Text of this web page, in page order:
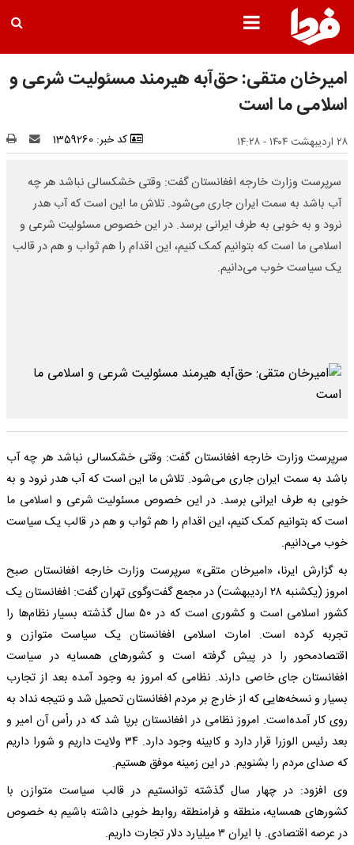
امیرخان متقی: حق‌آبه هیرمند مسئولیت شرعی و
اسلامی ما است
۲۸ اردیبهشت ۱۴۰۴ - ۱۴:۲۸ کد خبر: 1359260
سرپرست وزارت خارجه افغانستان گفت: وقتی خشکسالی نباشد هر چه
آب باشد به سمت ایران جاری می‌شود. تلاش ما این است که آب هدر
نرود و به خوبی به طرف ایرانی برسد. در این خصوص مسئولیت شرعی و
اسلامی ما است که بتوانیم کمک کنیم، این اقدام را هم ثواب و هم در قالب
یک سیاست خوب می‌دانیم.
سرپرست وزارت خارجه افغانستان گفت: وقتی خشکسالی نباشد هر چه آب
باشد به سمت ایران جاری می‌شود. تلاش ما این است که آب هدر نرود و به
خوبی به طرف ایرانی برسد. در این خصوص مسئولیت شرعی و اسلامی ما
است که بتوانیم کمک کنیم، این اقدام را هم ثواب و هم در قالب یک سیاست
خوب می‌دانیم.
به گزارش ایرنا، «امیرخان متقی» سرپرست وزارت خارجه افغانستان صبح
امروز (یکشنبه ۲۸ اردیبهشت) در مجمع گفت‌وگوی تهران گفت: افغانستان یک
کشور اسلامی است و کشوری است که در ۵۰ سال گذشته بسیار نظام‌ها را
تجربه کرده است. امارت اسلامی افغانستان یک سیاست متوازن و
اقتصادمحور را در پیش گرفته است و کشورهای همسایه در سیاست
افغانستان جای خاصی دارند. نظامی که امروز به وجود آمده بعد از تجارب
بسیار و نسخه‌هایی که از خارج بر مردم افغانستان تحمیل شد و نتیجه نداد به
روی کار آمده‌است. امروز نظامی در افغانستان برپا شد که در رأس آن امیر و
بعد رئیس الوزرا قرار دارد و کابینه وجود دارد. ۳۴ ولایت داریم و شورا داریم
که صدای مردم را بشنویم. در این زمینه موفق هستیم.
وی افزود: در چهار سال گذشته توانستیم در قالب سیاست متوازن با
کشورهای همسایه، منطقه و فرامنطقه روابط خوبی داشته باشیم به خصوص
در عرصه اقتصادی. با ایران ۳ میلیارد دلار تجارت داریم.